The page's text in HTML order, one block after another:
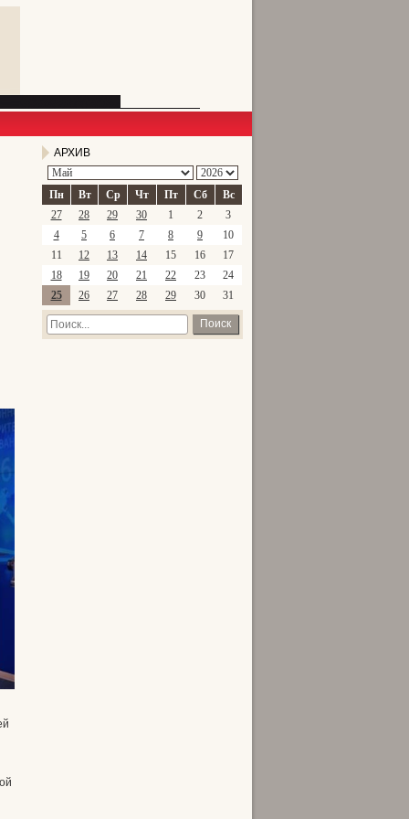
АРХИВ
Пн Вт Ср Чт Пт Сб
Вс
27
28 29 30 1 2
3
4
5 6 7 8 9
10
11
12 13 14 15 16
17
18
19 20 21 22 23
24
25
26 27 28 29 30 31
Поиск